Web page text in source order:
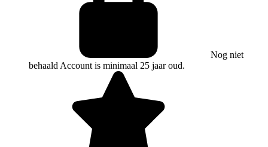
Nog niet
behaald Account is minimaal 25 jaar oud.